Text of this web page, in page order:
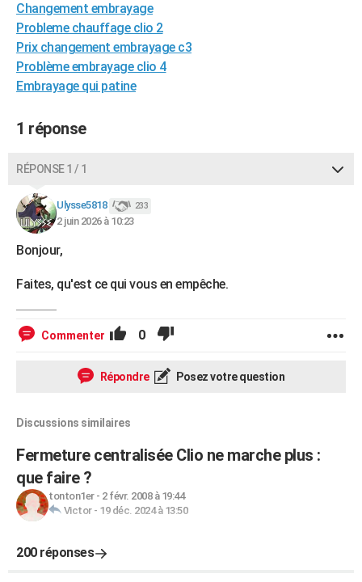
Destinations
City break
Voyage nature
Voyage de noces
Forum
Climat
+PHOTO
GUIDES D'ACHAT
BONS PLANS
COPAINS D'AVANT
S'inscrire
Se connecter
Lycées
Collèges
Primaires
Universités
Entreprises
Service militaire
Avis de recherche
AVIS DE DÉCÈS
FORUM
Bricolage
Lifestyle
Culture
Sport
Auto
Television
Voyage
Cinema
Changement embrayage
Probleme chauffage clio 2
Prix changement embrayage c3
Problème embrayage clio 4
Embrayage qui patine
1 réponse
RÉPONSE 1 / 1
Ulysse5818 233
2 juin 2026 à 10:23
Bonjour,
Faites, qu'est ce qui vous en empêche.
Commenter 0
Répondre Posez votre question
Discussions similaires
Fermeture centralisée Clio ne marche plus :
que faire ?
tonton1er- 2 févr. 2008 à 19:44
Victor- 19 déc. 2024 à 13:50
200 réponses